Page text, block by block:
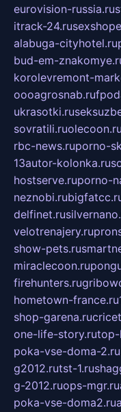
eurovision-russia.ru
itrack-24.ru
alabuga-cityhotel.ru
bud-em-
korolevremont-
oooagrosnab.ru
ukrasotki.ru
sovratili.ruolecoon.ru
rbc-news.ruporno-
13autor-kolonka.ru
hostserve.ruporno-
neznobi.ru
delfinet.ru
velotrenajery.ru
show-pets.ru
miraclecoon.ru
firehunters.ru
hometown-france.ru
shop-garena.ru
one-life-story.rutop-
poka-vse-doma-2.ru
g2012.rutst-1.ru
g-2012.ruops-mgr.ru
poka-vse-doma2.ru